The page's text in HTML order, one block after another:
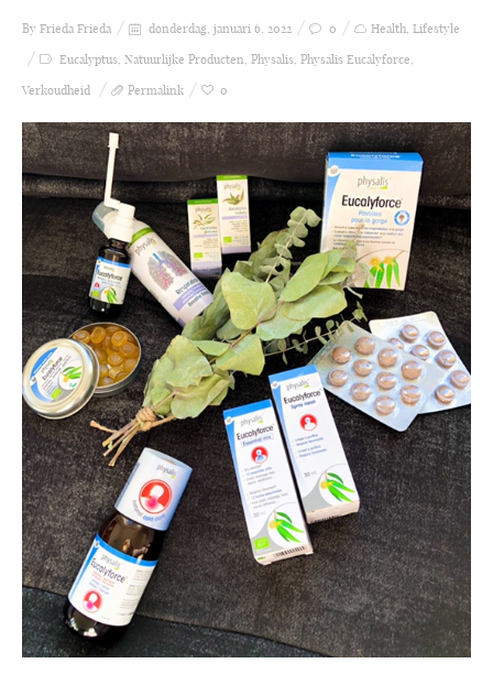
By Frieda Frieda donderdag, januari 6, 2022 0 Health, Lifestyle
Eucalyptus, Natuurlijke Producten, Physalis, Physalis Eucalyforce,
Verkoudheid
Permalink 0